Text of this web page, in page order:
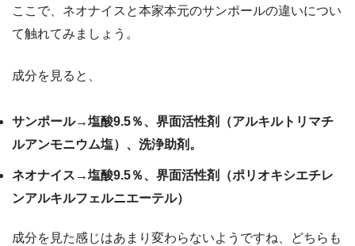
ここで、ネオナイスと本家本元のサンポールの違いについ
て触れてみましょう。
成分を見ると、
サンポール→塩酸9.5％、界面活性剤（アルキルトリマチ
ルアンモニウム塩）、洗浄助剤。
ネオナイス→塩酸9.5％、界面活性剤（ポリオキシエチレ
ンアルキルフェルニエーテル）
成分を見た感じはあまり変わらないようですね、どちらも